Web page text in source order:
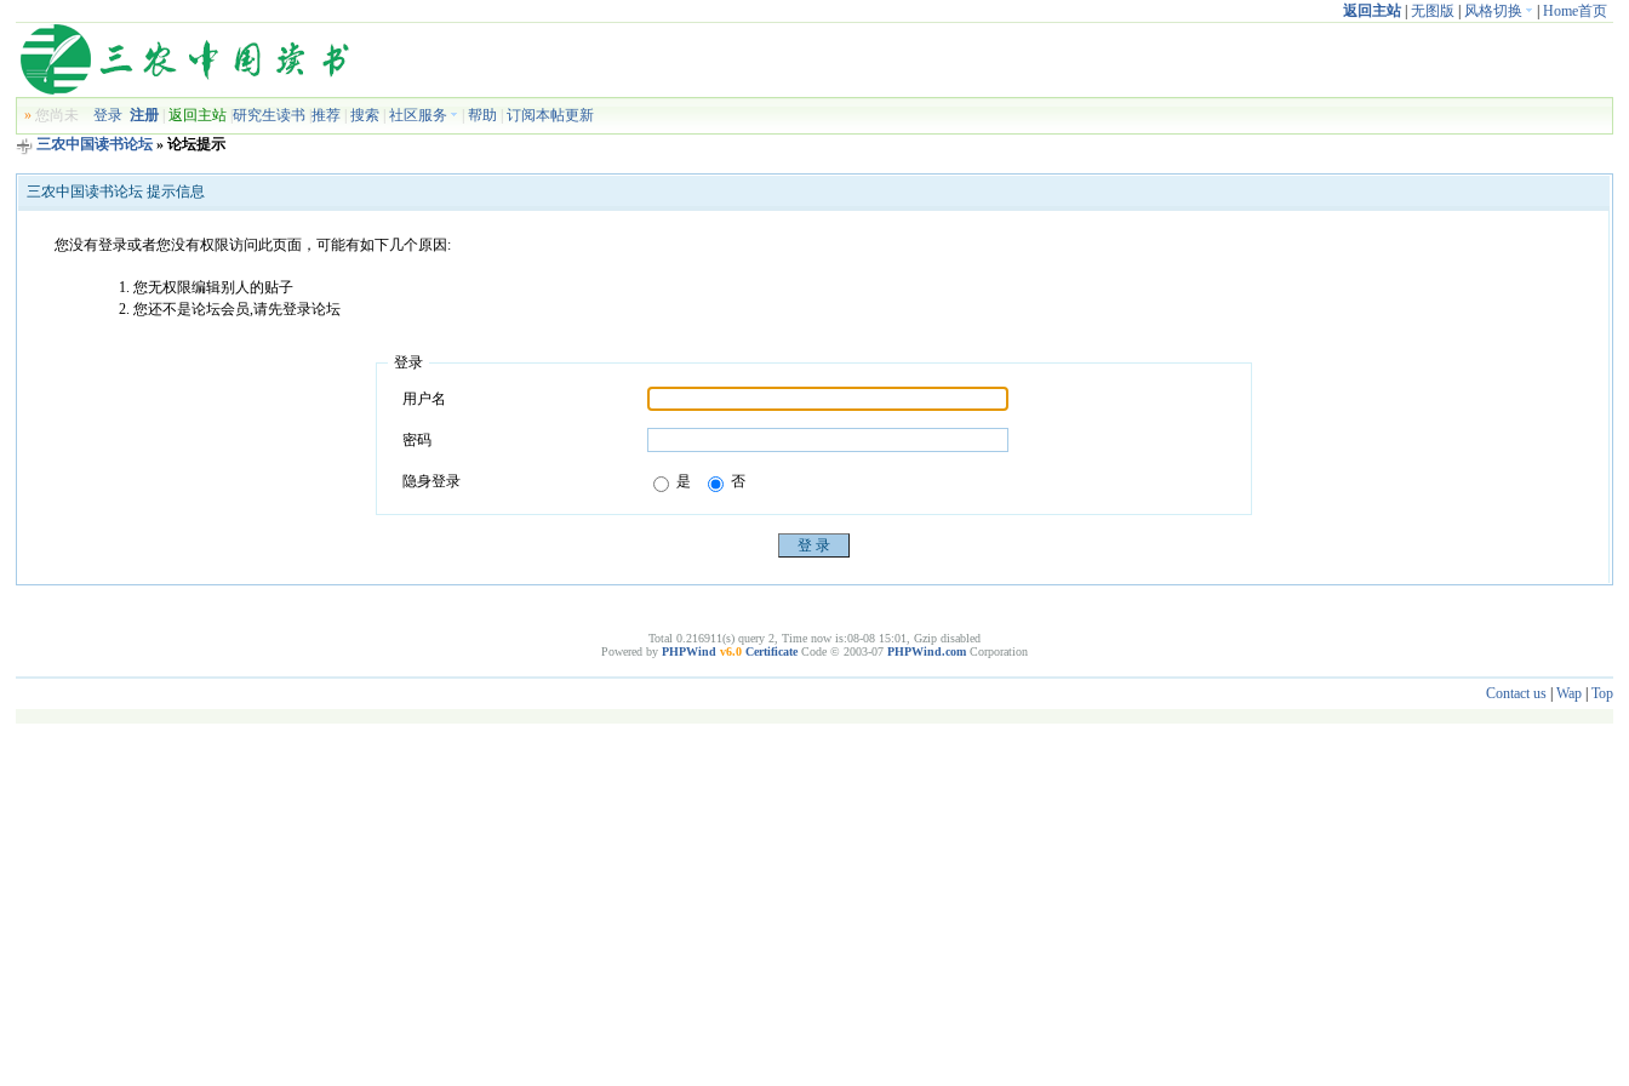
返回主站| 无图版 风格切换 Home首页
» 您尚未登录 注册 |返回主站 |研究生读书 |推荐 |搜索 |社区服务 |帮助 |订阅本帖更新
三农中国读书论坛 » 论坛提示
三农中国读书论坛 提示信息
您没有登录或者您没有权限访问此页面，可能有如下几个原因:
您无权限编辑别人的贴子
您还不是论坛会员,请先登录论坛
登录
用户名
密码
隐身登录 是 否
Total 0.216911(s) query 2, Time now is:08-08 15:01, Gzip disabled
Powered by PHPWind v6.0 Certificate Code © 2003-07 PHPWind.com Corporation
Contact us| Wap| Top